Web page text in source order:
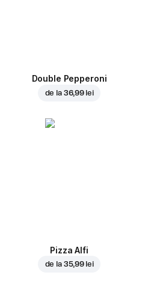
Double Pepperoni
de la 36,99 lei
Pizza Alfi
de la 35,99 lei